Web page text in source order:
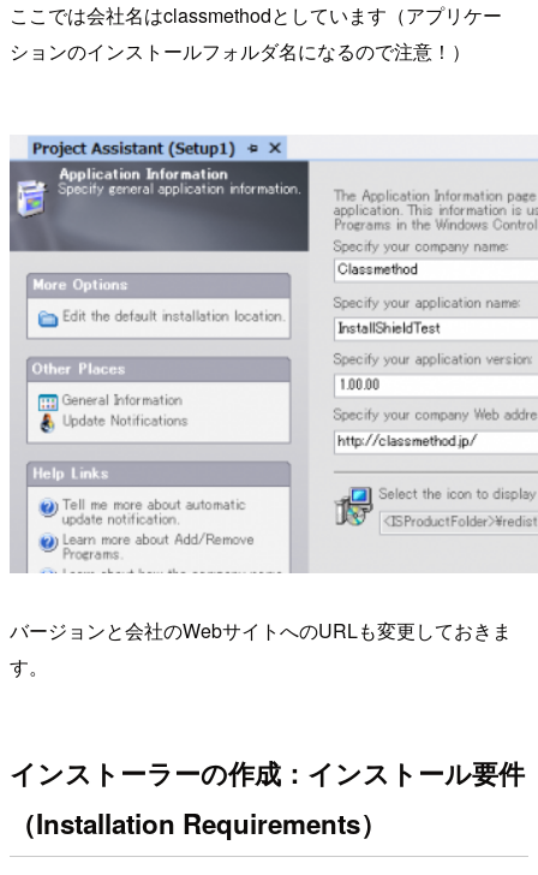
ここでは会社名はclassmethodとしています（アプリケー
ションのインストールフォルダ名になるので注意！）
バージョンと会社のWebサイトへのURLも変更しておきま
す。
インストーラーの作成：インストール要件
（Installation Requirements）